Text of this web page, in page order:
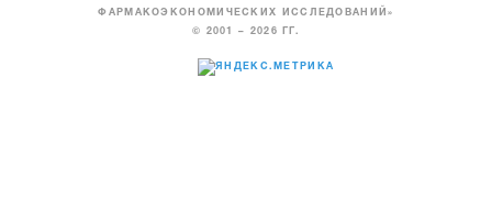
ФАРМАКОЭКОНОМИЧЕСКИХ ИССЛЕДОВАНИЙ»
© 2001 – 2026 ГГ.